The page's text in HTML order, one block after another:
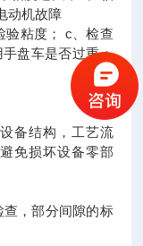
动机故障
验粘度； c、检查
盘车是否过重；
备结构，工艺流
免损坏设备零部
，部分间隙的标